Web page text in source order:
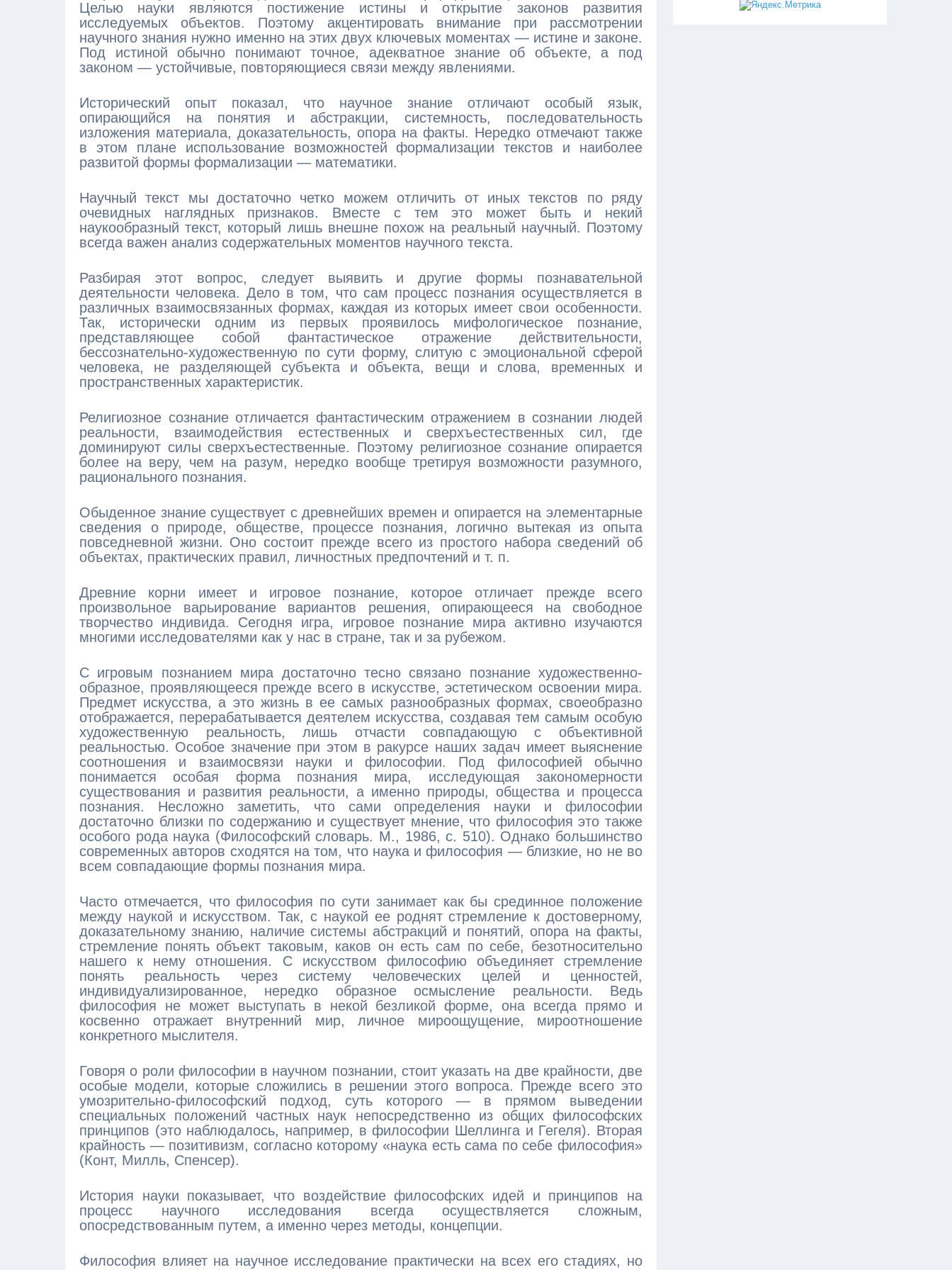
Целью науки являются постижение истины и открытие законов развития
исследуемых объектов. Поэтому акцентировать внимание при рассмотрении
научного знания нужно именно на этих двух ключевых моментах — истине и законе.
Под истиной обычно понимают точное, адекватное знание об объекте, а под
законом — устойчивые, повторяющиеся связи между явлениями.
Исторический опыт показал, что научное знание отличают особый язык,
опирающийся на понятия и абстракции, системность, последовательность
изложения материала, доказательность, опора на факты. Нередко отмечают также
в этом плане использование возможностей формализации текстов и наиболее
развитой формы формализации — математики.
Научный текст мы достаточно четко можем отличить от иных текстов по ряду
очевидных наглядных признаков. Вместе с тем это может быть и некий
наукообразный текст, который лишь внешне похож на реальный научный. Поэтому
всегда важен анализ содержательных моментов научного текста.
Разбирая этот вопрос, следует выявить и другие формы познавательной
деятельности человека. Дело в том, что сам процесс познания осуществляется в
различных взаимосвязанных формах, каждая из которых имеет свои особенности.
Так, исторически одним из первых проявилось мифологическое познание,
представляющее собой фантастическое отражение действительности,
бессознательно-художественную по сути форму, слитую с эмоциональной сферой
человека, не разделяющей субъекта и объекта, вещи и слова, временных и
пространственных характеристик.
Религиозное сознание отличается фантастическим отражением в сознании людей
реальности, взаимодействия естественных и сверхъестественных сил, где
доминируют силы сверхъестественные. Поэтому религиозное сознание опирается
более на веру, чем на разум, нередко вообще третируя возможности разумного,
рационального познания.
Обыденное знание существует с древнейших времен и опирается на элементарные
сведения о природе, обществе, процессе познания, логично вытекая из опыта
повседневной жизни. Оно состоит прежде всего из простого набора сведений об
объектах, практических правил, личностных предпочтений и т. п.
Древние корни имеет и игровое познание, которое отличает прежде всего
произвольное варьирование вариантов решения, опирающееся на свободное
творчество индивида. Сегодня игра, игровое познание мира активно изучаются
многими исследователями как у нас в стране, так и за рубежом.
С игровым познанием мира достаточно тесно связано познание художественно-
образное, проявляющееся прежде всего в искусстве, эстетическом освоении мира.
Предмет искусства, а это жизнь в ее самых разнообразных формах, своеобразно
отображается, перерабатывается деятелем искусства, создавая тем самым особую
художественную реальность, лишь отчасти совпадающую с объективной
реальностью. Особое значение при этом в ракурсе наших задач имеет выяснение
соотношения и взаимосвязи науки и философии. Под философией обычно
понимается особая форма познания мира, исследующая закономерности
существования и развития реальности, а именно природы, общества и процесса
познания. Несложно заметить, что сами определения науки и философии
достаточно близки по содержанию и существует мнение, что философия это также
особого рода наука (Философский словарь. М., 1986, с. 510). Однако большинство
современных авторов сходятся на том, что наука и философия — близкие, но не во
всем совпадающие формы познания мира.
Часто отмечается, что философия по сути занимает как бы срединное положение
между наукой и искусством. Так, с наукой ее роднят стремление к достоверному,
доказательному знанию, наличие системы абстракций и понятий, опора на факты,
стремление понять объект таковым, каков он есть сам по себе, безотносительно
нашего к нему отношения. С искусством философию объединяет стремление
понять реальность через систему человеческих целей и ценностей,
индивидуализированное, нередко образное осмысление реальности. Ведь
философия не может выступать в некой безликой форме, она всегда прямо и
косвенно отражает внутренний мир, личное мироощущение, мироотношение
конкретного мыслителя.
Говоря о роли философии в научном познании, стоит указать на две крайности, две
особые модели, которые сложились в решении этого вопроса. Прежде всего это
умозрительно-философский подход, суть которого — в прямом выведении
специальных положений частных наук непосредственно из общих философских
принципов (это наблюдалось, например, в философии Шеллинга и Гегеля). Вторая
крайность — позитивизм, согласно которому «наука есть сама по себе философия»
(Конт, Милль, Спенсер).
История науки показывает, что воздействие философских идей и принципов на
процесс научного исследования всегда осуществляется сложным,
опосредствованным путем, а именно через методы, концепции.
Философия влияет на научное исследование практически на всех его стадиях, но